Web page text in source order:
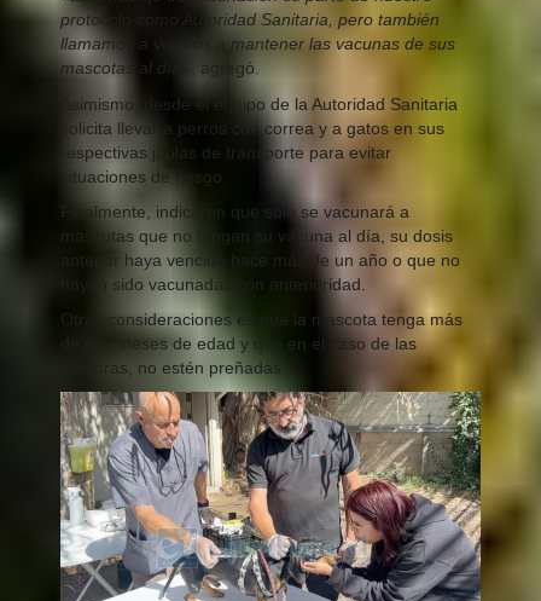
protocolo como Autoridad Sanitaria, pero también
llamamos a vecinos a mantener las vacunas de sus
mascotas al día»
, agregó.
Asimismo, desde el equipo de la Autoridad Sanitaria
solicita llevar a perros con correa y a gatos en sus
respectivas jaulas de transporte para evitar
situaciones de riesgo.
Finalmente, indicaron que solo se vacunará a
mascotas que no tengan su vacuna al día, su dosis
anterior haya vencido hace más de un año o que no
hayan sido vacunadas con anterioridad.
Otras consideraciones es que la mascota tenga más
de dos meses de edad y que en el caso de las
hembras, no estén preñadas.